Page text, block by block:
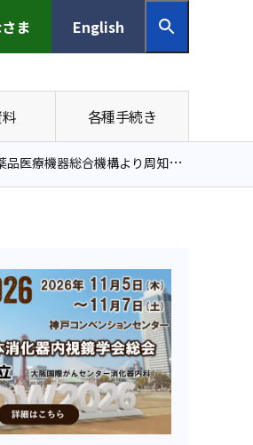
ま English
各種手続き
より周知依頼がございました。